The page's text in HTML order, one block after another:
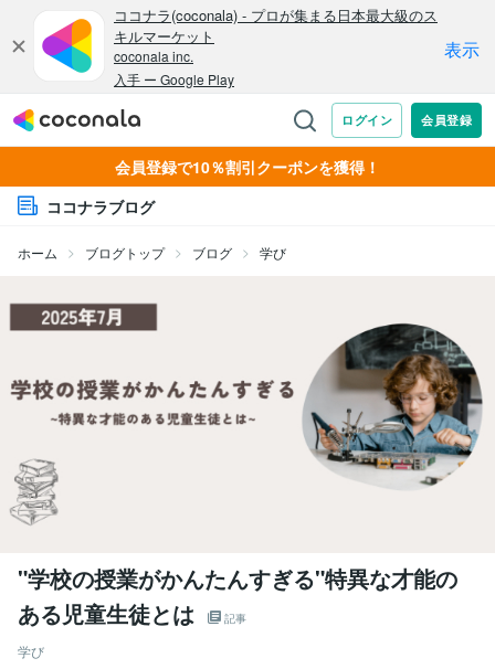
会員登録で10％割引クーポンを獲得！
ココナラブログ
ホーム ブログトップ ブログ 学び
"学校の授業がかんたんすぎる"特異な才能の
ある児童生徒とは
記事
学び